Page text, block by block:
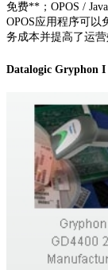
免费**；OPOS /
OPOS应用程序可以
务成本并提高了运
Datalogic Gryphon